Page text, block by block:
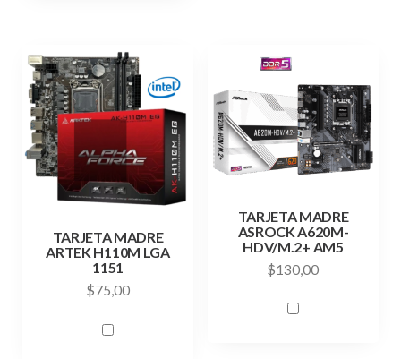
TARJETA MADRE
ARTEK H110M LGA
1151
$75,00
TARJETA MADRE
ASROCK A620M-
HDV/M.2+ AM5
$130,00